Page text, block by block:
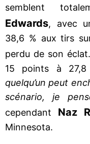
semblent
Edwards, avec
38,6 % aux tirs
perdu de son éclat.
15 points à
quelqu’un peut
scénario, je
cependant Naz
Minnesota.